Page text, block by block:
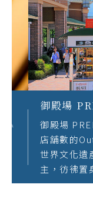
御殿場
御殿場
店舖數的
世界文化遺產
主，彷彿置身